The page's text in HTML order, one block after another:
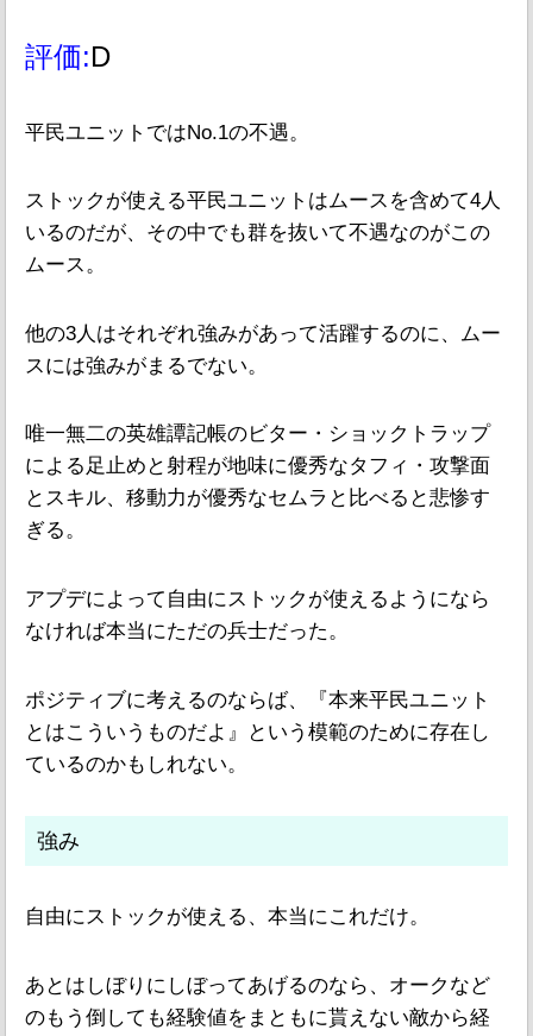
評価:D
平民ユニットではNo.1の不遇。
ストックが使える平民ユニットはムースを含めて4人
いるのだが、その中でも群を抜いて不遇なのがこの
ムース。
他の3人はそれぞれ強みがあって活躍するのに、ムー
スには強みがまるでない。
唯一無二の英雄譚記帳のビター・ショックトラップ
による足止めと射程が地味に優秀なタフィ・攻撃面
とスキル、移動力が優秀なセムラと比べると悲惨す
ぎる。
アプデによって自由にストックが使えるようになら
なければ本当にただの兵士だった。
ポジティブに考えるのならば、『本来平民ユニット
とはこういうものだよ』という模範のために存在し
ているのかもしれない。
強み
自由にストックが使える、本当にこれだけ。
あとはしぼりにしぼってあげるのなら、オークなど
のもう倒しても経験値をまともに貰えない敵から経